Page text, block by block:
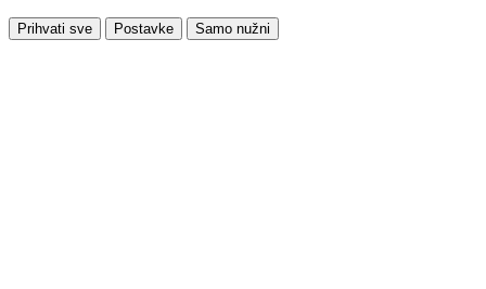
Prihvati sve Postavke Samo nužni